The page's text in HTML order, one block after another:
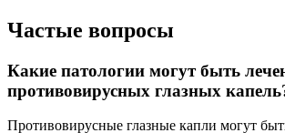
Частые вопросы
Какие патологии могут быть
противовирусных глазных
Противовирусные глазные капли могут